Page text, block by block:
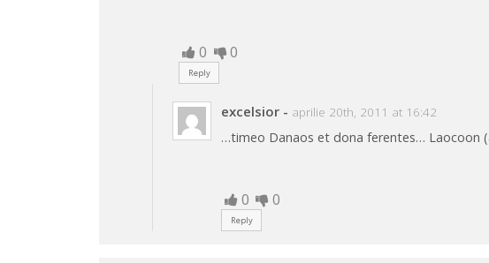
0 0
Reply
excelsior - aprilie 20th, 2011 at 16:42
…timeo Danaos et dona ferentes… Laocoon
0 0
Reply